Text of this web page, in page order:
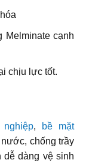
Melminate cạnh
chịu lực tốt.
,
bề mặt
chống trầy
dễ dàng vệ sinh